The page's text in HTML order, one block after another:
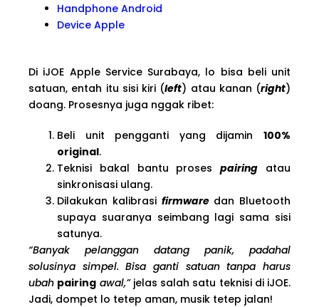
Handphone Android
Device Apple
Di iJOE Apple Service Surabaya, lo bisa beli unit
satuan, entah itu sisi kiri (left) atau kanan (right)
doang. Prosesnya juga nggak ribet:
Beli unit pengganti yang dijamin 100%
original.
Teknisi bakal bantu prosespairing atau
sinkronisasi ulang.
Dilakukan kalibrasi firmwaredan Bluetooth
supaya suaranya seimbang lagi sama sisi
satunya.
“Banyak pelanggan datang panik, padahal
solusinya simpel. Bisa ganti satuan tanpa harus
ubah pairing awal,”jelas salah satu teknisi di iJOE.
Jadi, dompet lo tetep aman, musik tetep jalan!